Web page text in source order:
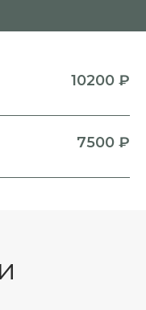
10200 ₽
7500 ₽